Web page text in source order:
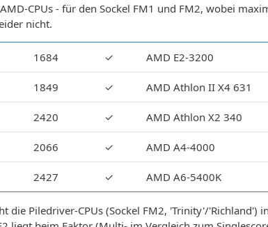
CPUs - für den Sockel FM1 und FM2, wobei
nicht.
1684 ✓ AMD E2-3200
1849 ✓ AMD Athlon II X4 631
2420 ✓ AMD Athlon X2 340
2066 ✓ AMD A4-4000
2427 ✓ AMD A6-5400K
die Piledriver-CPUs (Sockel FM2, 'Trinity'/'Richland')